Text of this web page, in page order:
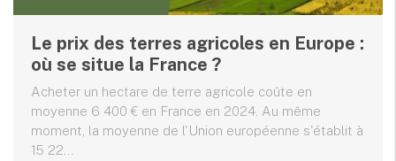
Le prix des terres agricoles en Europe :
où se situe la France ?
Acheter un hectare de terre agricole coûte en
moyenne 6 400 € en France en 2024. Au même
moment, la moyenne de l'Union européenne s'établit à
15 22...